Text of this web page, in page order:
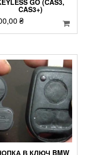
CAS3+)
₴
В КЛЮЧ BMW